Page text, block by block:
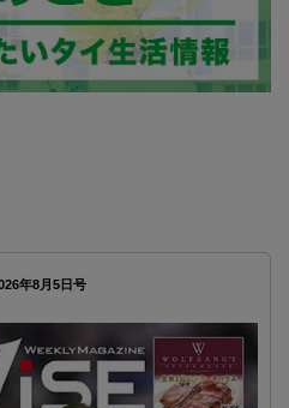
年8月5日号